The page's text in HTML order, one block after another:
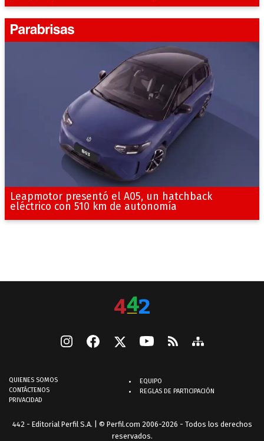
Leapmotor presentó el A05, un hatchback
eléctrico con 510 km de autonomía
QUIENES SOMOS
CONTÁCTENOS
PRIVACIDAD
EQUIPO
REGLAS DE PARTICIPACIÓN
442 - Editorial Perfil S.A. | © Perfil.com 2006-2026 - Todos los derechos
reservados.